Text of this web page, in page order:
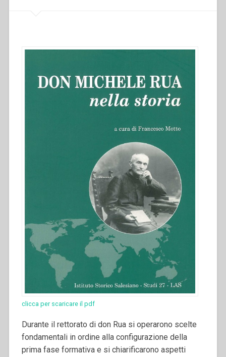
clicca per scaricare il pdf
Durante il rettorato di don Rua si operarono scelte
fondamentali in ordine alla configurazione della
prima fase formativa e si chiarificarono aspetti